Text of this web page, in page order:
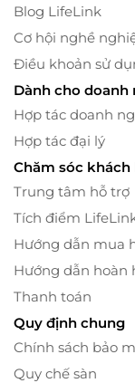
Blog LifeLink
Cơ hội nghề
Điều khoản sử
Dành cho doanh
Hợp tác doanh
Hợp tác đại lý
Chăm sóc khách
Trung tâm hỗ trợ
Tích điểm
Hướng dẫn mua
Hướng dẫn hoàn
Thanh toán
Quy định chung
Chính sách bảo
Quy chế sàn